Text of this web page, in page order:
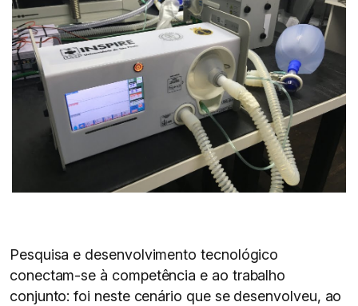
Pesquisa e desenvolvimento tecnológico
conectam-se à competência e ao trabalho
conjunto: foi neste cenário que se desenvolveu, ao